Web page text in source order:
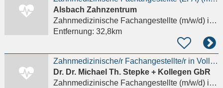
Alsbach Zahnzentrum
Zahnmedizinische Fachangestellte (m/w/d)in Alsbach-Hähnlein
Entfernung: 32,8km
Zahnmedizinische/r Fachangestellte/r in Vollzeit oder Teilzeit
Dr. Dr. Michael Th. Stepke + Kollegen GbR
Zahnmedizinische Fachangestellte (m/w/d)in Frankfurt am Main